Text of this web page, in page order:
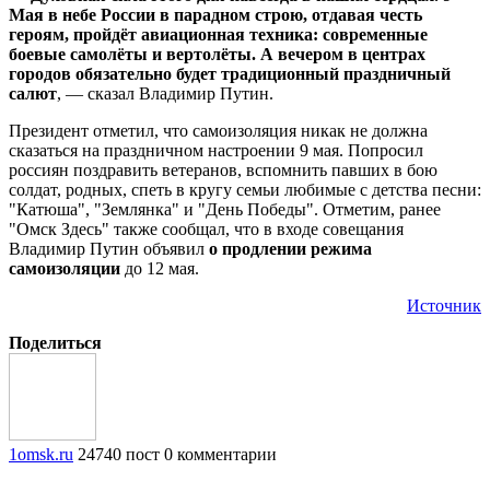
Мая в небе России в парадном строю, отдавая честь
героям, пройдёт авиационная техника: современные
боевые самолёты и вертолёты. А вечером в центрах
городов обязательно будет традиционный праздничный
салют, — сказал Владимир Путин.
Президент отметил, что самоизоляция никак не должна
сказаться на праздничном настроении 9 мая. Попросил
россиян поздравить ветеранов, вспомнить павших в бою
солдат, родных, спеть в кругу семьи любимые с детства песни:
"Катюша", "Землянка" и "День Победы". Отметим, ранее
"Омск Здесь" также сообщал, что в входе совещания
Владимир Путин объявил о продлении режима
самоизоляции до 12 мая.
Источник
Поделиться
1omsk.ru 24740 пост 0 комментарии